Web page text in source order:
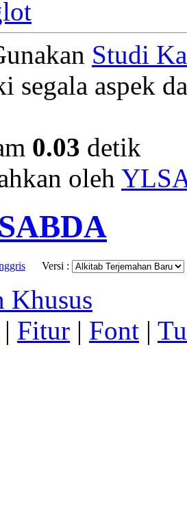
Studi
segala aspek
0.03 detik
oleh
Versi :
Khusus
| Fitur | Font |